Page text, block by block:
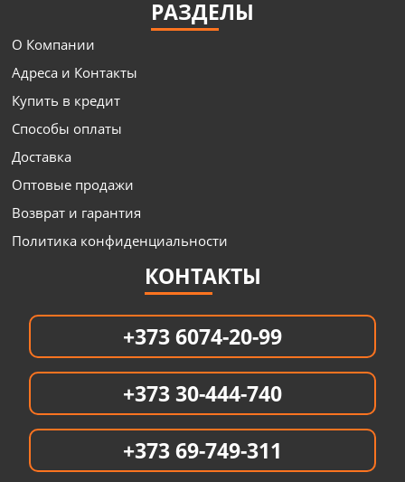
РАЗДЕЛЫ
О Компании
Адреса и Контакты
Купить в кредит
Способы оплаты
Доставка
Оптовые продажи
Возврат и гарантия
Политика конфиденциальности
КОНТАКТЫ
+373 6074-20-99
+373 30-444-740
+373 69-749-311